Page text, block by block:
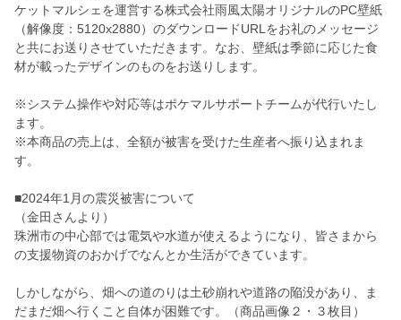
ケットマルシェを運営する株式会社雨風太陽オリジナルのPC壁紙
（解像度：5120x2880）のダウンロードURLをお礼のメッセージ
と共にお送りさせていただきます。なお、壁紙は季節に応じた食
材が載ったデザインのものをお送りします。
※システム操作や対応等はポケマルサポートチームが代行いたし
ます。
※本商品の売上は、全額が被害を受けた生産者へ振り込まれま
す。
■2024年1月の震災被害について
（金田さんより）
珠洲市の中心部では電気や水道が使えるようになり、皆さまから
の支援物資のおかげでなんとか生活ができています。
しかしながら、畑への道のりは土砂崩れや道路の陥没があり、ま
だまだ畑へ行くこと自体が困難です。（商品画像２・３枚目）